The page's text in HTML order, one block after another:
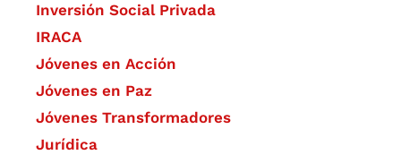
Inversión Social Privada
IRACA
Jóvenes en Acción
Jóvenes en Paz
Jóvenes Transformadores
Jurídica